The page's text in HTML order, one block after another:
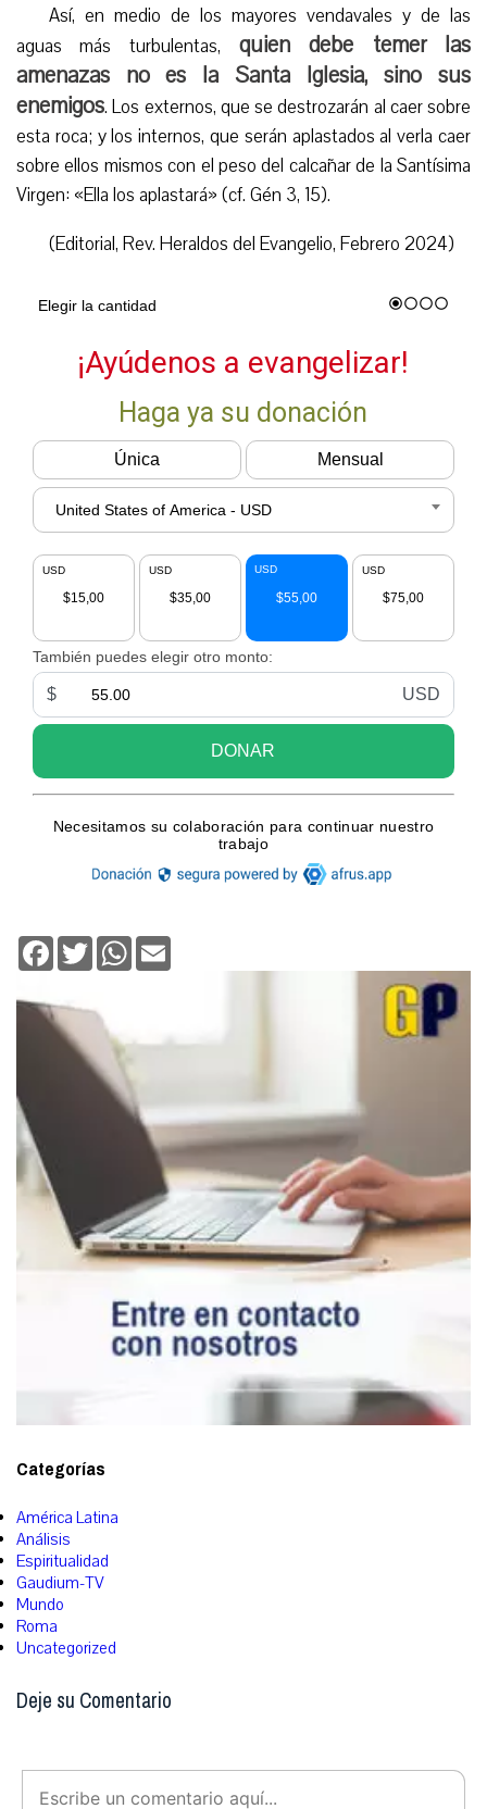
Así, en medio de los mayores vendavales y de las
aguas más turbulentas,
quien debe temer las
amenazas no es la Santa Iglesia, sino sus
enemigos. Los externos, que se destrozarán al caer sobre
esta roca; y los internos, que serán aplastados al verla caer
sobre ellos mismos con el peso del calcañar de la Santísima
Virgen: «Ella los aplastará» (cf. Gén 3, 15).
(Editorial, Rev. Heraldos del Evangelio, Febrero 2024)
Facebook
TwitterWhatsApp
Categorías
América Latina
Análisis
Espiritualidad
Gaudium-TV
Mundo
Roma
Uncategorized
Deje su Comentario